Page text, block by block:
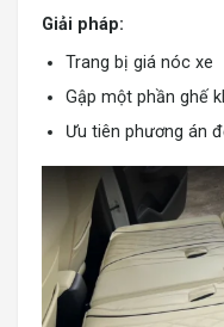
Giải pháp:
Trang bị giá nóc xe
Gập một phần ghế
Ưu tiên phương án